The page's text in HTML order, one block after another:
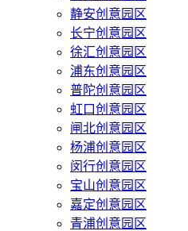
静安创意园区
长宁创意园区
徐汇创意园区
浦东创意园区
普陀创意园区
虹口创意园区
闸北创意园区
杨浦创意园区
闵行创意园区
宝山创意园区
嘉定创意园区
青浦创意园区